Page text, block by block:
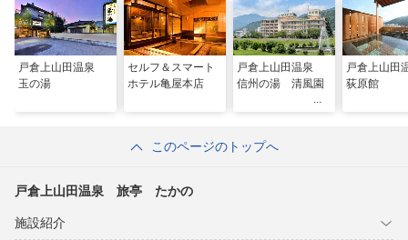
戸倉上山田温泉
玉の湯
セルフ＆スマート
ホテル亀屋本店
戸倉上山田温泉
信州の湯 清風園
戸倉上山
荻原館
このページのトップへ
戸倉上山田温泉 旅亭 たかの
施設紹介